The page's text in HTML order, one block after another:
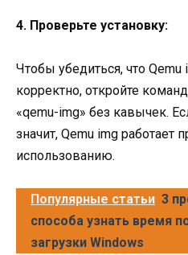
4. Проверьте установку:
Чтобы убедиться, что Qemu
корректно, откройте
«qemu-img» без кавычек.
значит, Qemu img работает
использованию.
Популярные статьи 3
способа узнать время
загрузки Windows